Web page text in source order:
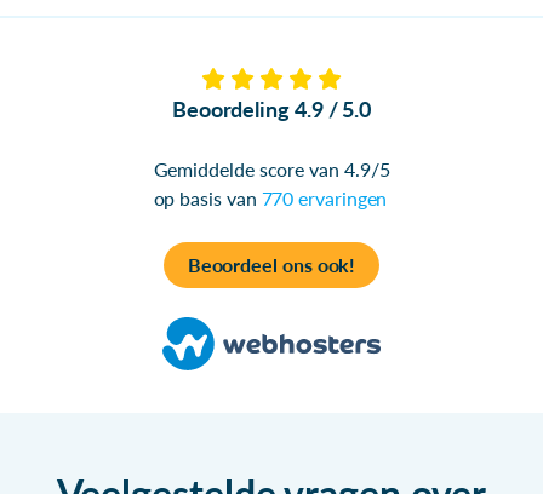
Beoordeling 4.9 / 5.0
Gemiddelde score van 4.9/5
op basis van 770 ervaringen
Beoordeel ons ook!